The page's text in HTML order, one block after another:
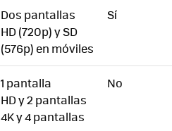
Dos pantallas
HD (720p) y SD
(576p) en móviles
Sí
1 pantalla
HD y 2 pantallas
4K y 4 pantallas
No